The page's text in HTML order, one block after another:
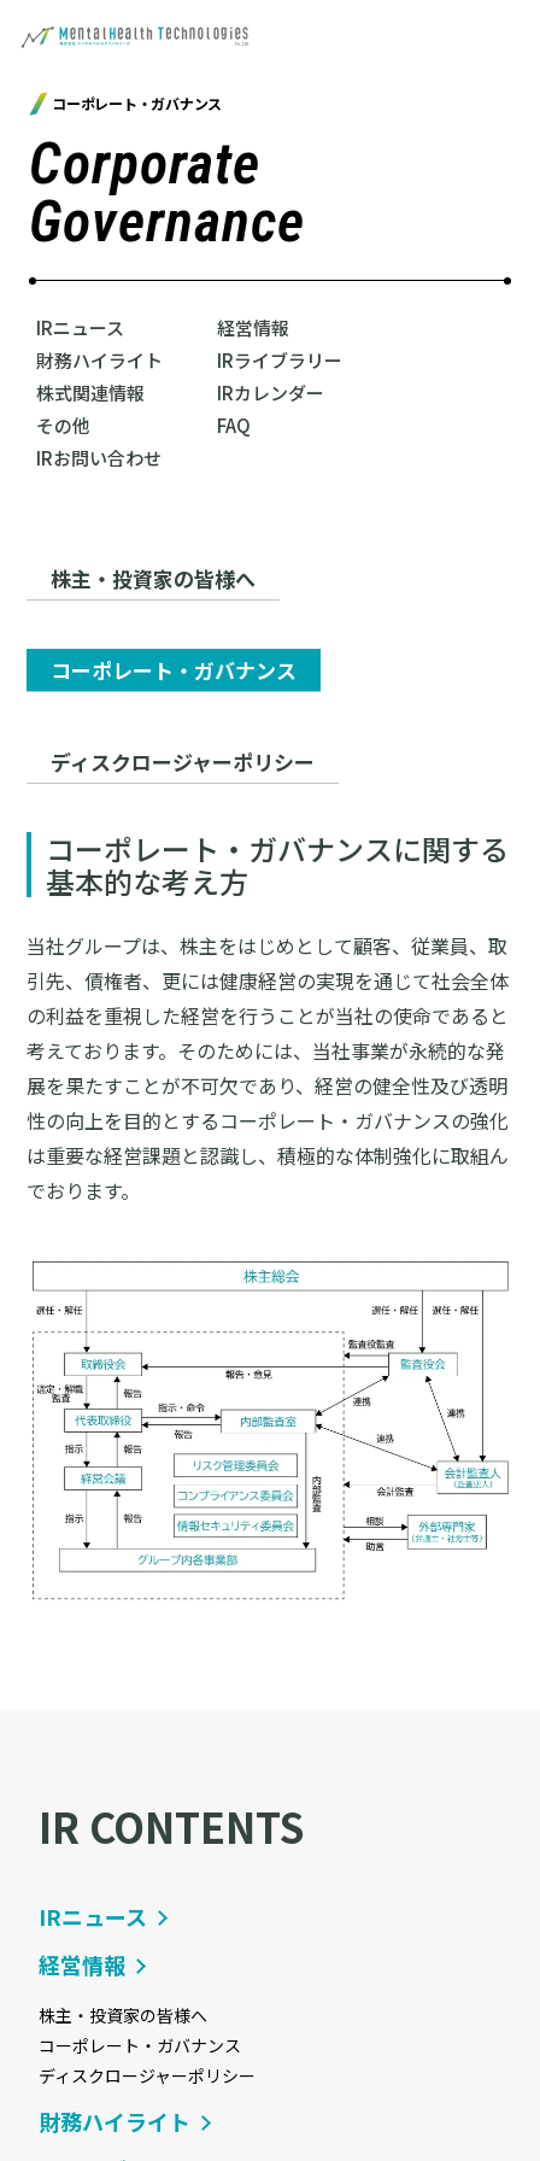
コーポレート・ガバナンス
Corporate
Governance
IRニュース
経営情報
財務ハイライト
IRライブラリー
株式関連情報
IRカレンダー
その他
FAQ
IRお問い合わせ
株主・投資家の皆様へ
コーポレート・ガバナンス
ディスクロージャーポリシー
コーポレート・ガバナンスに関する
基本的な考え方
当社グループは、株主をはじめとして顧客、従業員、取
引先、債権者、更には健康経営の実現を通じて社会全体
の利益を重視した経営を行うことが当社の使命であると
考えております。そのためには、当社事業が永続的な発
展を果たすことが不可欠であり、経営の健全性及び透明
性の向上を目的とするコーポレート・ガバナンスの強化
は重要な経営課題と認識し、積極的な体制強化に取組ん
でおります。
IR CONTENTS
IRニュース
経営情報
株主・投資家の皆様へ
コーポレート・ガバナンス
ディスクロージャーポリシー
財務ハイライト